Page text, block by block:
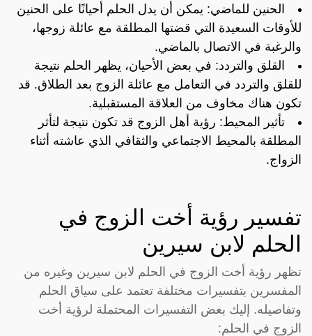
الحنين للماضي: يمكن أن يدل الحلم أحيانًا على الحنين
للأوقات السعيدة التي قضتها المطلقة مع عائلة زوجها،
والرغبة في الاتصال بالماضي.
القلق والتردد: في بعض الأحيان، يظهر الحلم نتيجة
للقلق والتردد في التعامل مع عائلة الزوج بعد الطلاق. قد
تكون هناك مخاوف من العلاقة المستقبلية.
تأثير المحيط: رؤية أهل الزوج قد تكون نتيجة لتأثر
المطلقة بالمحيط الاجتماعي والثقافي الذي عاشته أثناء
الزواج.
تفسير رؤية أخت الزوج في
الحلم لابن سيرين
تظهر رؤية أخت الزوج في الحلم لابن سيرين وغيره من
المفسرين بتفسيرات مختلفة تعتمد على سياق الحلم
وتفاصيله. إليك بعض التفسيرات المحتملة لرؤية أخت
الزوج في الحلم: